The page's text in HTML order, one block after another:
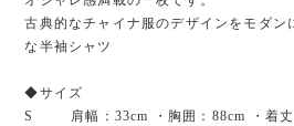
古典的なチャイナ服のデザインをモダン
な半袖シャツ
◆サイズ
S 肩幅：33cm ・胸囲：88cm ・着丈